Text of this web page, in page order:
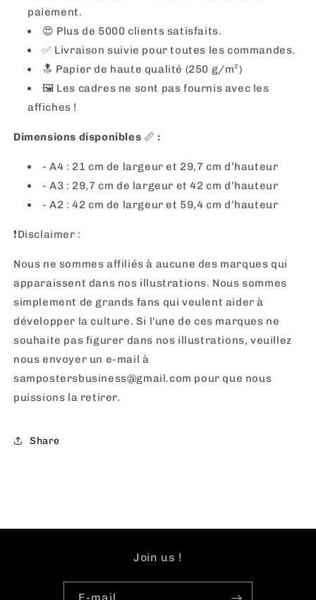
paiement.
😍 Plus de 5000 clients satisfaits.
✅ Livraison suivie pour toutes les commandes.
🔝 Papier de haute qualité (250 g/m²)
🖼 Les cadres ne sont pas fournis avec les
affiches !
Dimensions disponibles 📏 :
- A4 : 21 cm de largeur et 29,7 cm d’hauteur
- A3 : 29,7 cm de largeur et 42 cm d’hauteur
- A2 : 42 cm de largeur et 59,4 cm d’hauteur
❗️Disclaimer :
Nous ne sommes affiliés à aucune des marques qui
apparaissent dans nos illustrations. Nous sommes
simplement de grands fans qui veulent aider à
développer la culture. Si l'une de ces marques ne
souhaite pas figurer dans nos illustrations, veuillez
nous envoyer un e-mail à
sampostersbusiness@gmail.com pour que nous
puissions la retirer.
Share
Join us !